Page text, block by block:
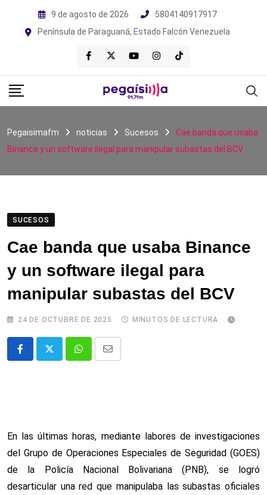
9 de agosto de 2026
5804140917917
Península de Paraguaná, Estado Falcón Venezuela
Pegaisimafm noticias Sucesos
Cae banda que usaba
Binance y un software ilegal para manipular subastas del BCV
SUCESOS
Cae banda que usaba Binance
y un software ilegal para
manipular subastas del BCV
24 DE OCTUBRE DE 2025 MINUTOS DE LECTURA
WhatsappComparte
En las últimas horas, mediante labores de investigaciones
del Grupo de Operaciones Especiales de Seguridad (GOES)
de la Policía Nacional Bolivariana (PNB), se logró
desarticular una red que manipulaba las subastas oficiales